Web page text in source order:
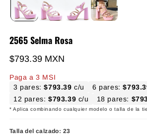
2565 Selma Rosa
Precio habitual
$793.39 MXN
Paga a 3 MSI
3 pares:$793.39 c/u 6 pares:
12 pares: $793.39 c/u 18 pares:
* Aplica combinando cualquier modelo o talla de la
Talla del calzado: 23